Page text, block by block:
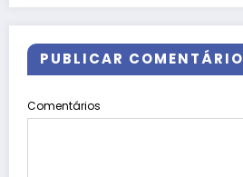
PUBLICAR COMENTÁRIO
Comentários